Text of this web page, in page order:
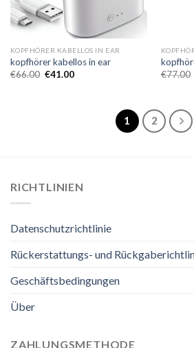
KOPFHÖRER KABELLOS IN EAR
kopfhörer kabellos in ear
€66.00 €41.00
€77.00
1 2
RICHTLINIEN
Datenschutzrichtlinie
Rückerstattungs- und
Geschäftsbedingungen
Über
ZAHLUNGSMETHODE